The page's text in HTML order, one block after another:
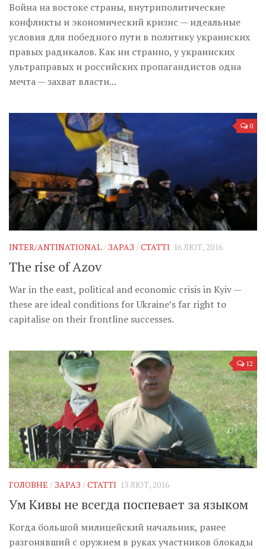
Война на востоке страны, внутриполитические
конфликты и экономический кризис — идеальные
условия для победного пути в политику украинских
правых радикалов. Как ни странно, у украинских
ультраправых и российских пропагандистов одна
мечта — захват власти...
0
INTER/ANTINATIONAL/ ЗАРАЗ /СТАТТІ 16 ЛЮТ, 2016
The rise of Azov
War in the east, political and economic crisis in Kyiv —
these are ideal conditions for Ukraine’s far right to
capitalise on their frontline successes.
12
ГОЛОВНЕ / ЗАРАЗ /СТАТТІ 13 ЛЮТ, 2016
Ум Кивы не всегда поспевает за языком
Когда большой милицейский начальник, ранее
разгонявший с оружием в руках участников блокады